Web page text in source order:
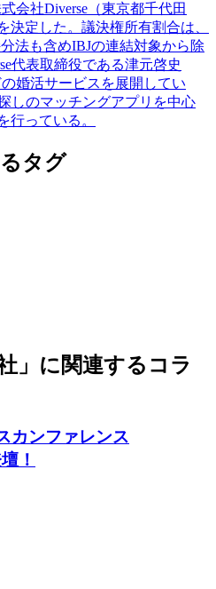
会社Diverse（東京都千代田
決定した。議決権所有割合は、
法も含めIBJの連結対象から除
代表取締役である津元啓史
婚活サービスを展開してい
しのマッチングアプリを中心
行っている。
タグ
」に関連するコラ
カンファレンス
！